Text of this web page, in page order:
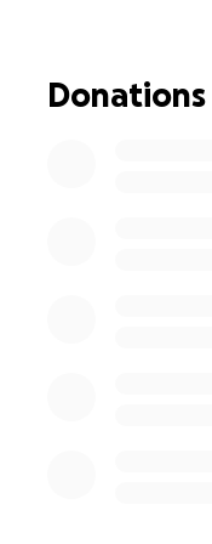
comida, renta,
Donations